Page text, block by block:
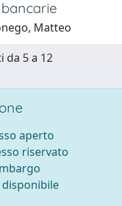
Matteo
da 5 a 12
aperto
riservato